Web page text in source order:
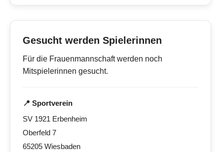
Gesucht werden Spielerinnen
Für die Frauenmannschaft werden noch
Mitspielerinnen gesucht.
📍 Sportverein
SV 1921 Erbenheim
Oberfeld 7
65205 Wiesbaden